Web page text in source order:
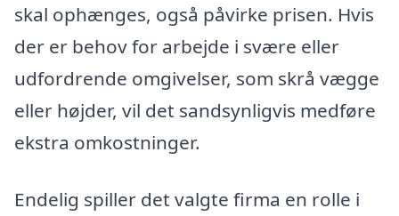
skal ophænges, også påvirke prisen. Hvis
der er behov for arbejde i svære eller
udfordrende omgivelser, som skrå vægge
eller højder, vil det sandsynligvis medføre
ekstra omkostninger.
Endelig spiller det valgte firma en rolle i